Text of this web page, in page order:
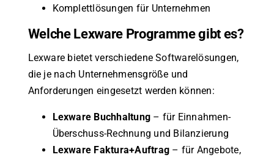
Komplettlösungen für Unternehmen
Welche Lexware Programme gibt es?
Lexware bietet verschiedene Softwarelösungen,
die je nach Unternehmensgröße und
Anforderungen eingesetzt werden können:
Lexware Buchhaltung – für Einnahmen-
Überschuss-Rechnung und Bilanzierung
Lexware Faktura+Auftrag – für Angebote,